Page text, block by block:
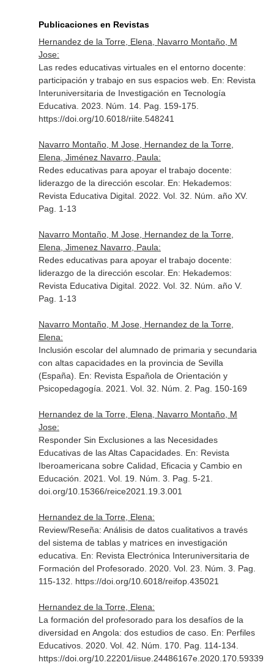
Publicaciones en Revistas
Hernandez de la Torre, Elena, Navarro Montaño, M
Jose:
Las redes educativas virtuales en el entorno docente:
participación y trabajo en sus espacios web. En: Revista
Interuniversitaria de Investigación en Tecnología
Educativa . 2023. Núm. 14. Pag. 159-175.
https://doi.org/10.6018/riite.548241
Navarro Montaño, M Jose, Hernandez de la Torre,
Elena, Jiménez Navarro, Paula:
Redes educativas para apoyar el trabajo docente:
liderazgo de la dirección escolar. En: Hekademos:
Revista Educativa Digital. 2022. Vol. 32. Núm. año XV.
Pag. 1-13
Navarro Montaño, M Jose, Hernandez de la Torre,
Elena, Jimenez Navarro, Paula:
Redes educativas para apoyar el trabajo docente:
liderazgo de la dirección escolar. En: Hekademos:
Revista Educativa Digital. 2022. Vol. 32. Núm. año V.
Pag. 1-13
Navarro Montaño, M Jose, Hernandez de la Torre,
Elena:
Inclusión escolar del alumnado de primaria y secundaria
con altas capacidades en la provincia de Sevilla
(España). En: Revista Española de Orientación y
Psicopedagogía . 2021. Vol. 32. Núm. 2. Pag. 150-169
Hernandez de la Torre, Elena, Navarro Montaño, M
Jose:
Responder Sin Exclusiones a las Necesidades
Educativas de las Altas Capacidades. En: Revista
Iberoamericana sobre Calidad, Eficacia y Cambio en
Educación . 2021. Vol. 19. Núm. 3. Pag. 5-21.
doi.org/10.15366/reice2021.19.3.001
Hernandez de la Torre, Elena:
Review/Reseña: Análisis de datos cualitativos a través
del sistema de tablas y matrices en investigación
educativa. En: Revista Electrónica Interuniversitaria de
Formación del Profesorado. 2020. Vol. 23. Núm. 3. Pag.
115-132. https://doi.org/10.6018/reifop.435021
Hernandez de la Torre, Elena:
La formación del profesorado para los desafíos de la
diversidad en Angola: dos estudios de caso. En: Perfiles
Educativos. 2020. Vol. 42. Núm. 170. Pag. 114-134.
https://doi.org/10.22201/iisue.24486167e.2020.170.59339